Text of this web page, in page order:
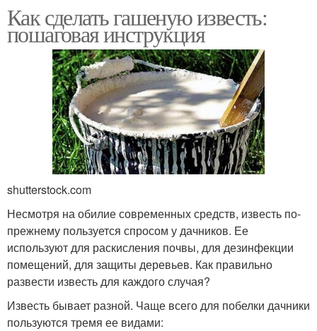
Как сделать гашеную известь:
пошаговая инструкция
shutterstock.com
Несмотря на обилие современных средств, известь по-
прежнему пользуется спросом у дачников. Ее
используют для раскисления почвы, для дезинфекции
помещений, для защиты деревьев. Как правильно
развести известь для каждого случая?
Известь бывает разной. Чаще всего для побелки дачники
пользуются тремя ее видами: